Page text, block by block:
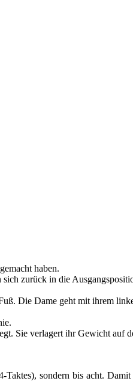
haben.
zurück in die
Die Dame geht mit ihrem
Sie verlagert ihr Gewicht auf
sondern bis acht.